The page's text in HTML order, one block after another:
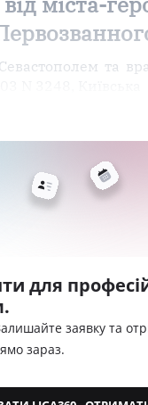
та
для
заявку та
зараз.